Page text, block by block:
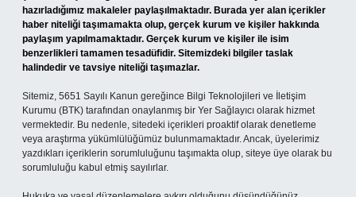
hazırladığımız makaleler paylaşılmaktadır. Burada yer alan içerikler
haber niteliği taşımamakta olup, gerçek kurum ve kişiler hakkında
paylaşım yapılmamaktadır. Gerçek kurum ve kişiler ile isim
benzerlikleri tamamen tesadüfidir. Sitemizdeki bilgiler taslak
halindedir ve tavsiye niteliği taşımazlar.
Sitemiz, 5651 Sayılı Kanun gereğince Bilgi Teknolojileri ve İletişim
Kurumu (BTK) tarafından onaylanmış bir Yer Sağlayıcı olarak hizmet
vermektedir. Bu nedenle, sitedeki içerikleri proaktif olarak denetleme
veya araştırma yükümlülüğümüz bulunmamaktadır. Ancak, üyelerimiz
yazdıkları içeriklerin sorumluluğunu taşımakta olup, siteye üye olarak bu
sorumluluğu kabul etmiş sayılırlar.